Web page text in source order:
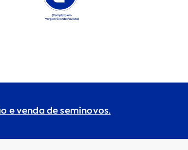
e venda de seminovos.